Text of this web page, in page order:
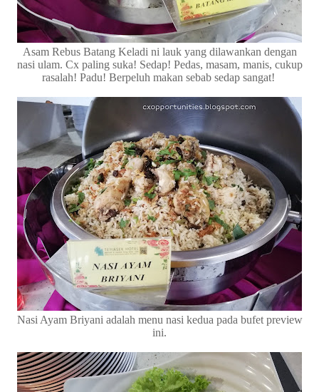
Asam Rebus Batang Keladi ni lauk yang dilawankan dengan
nasi ulam. Cx paling suka! Sedap! Pedas, masam, manis, cukup
rasalah! Padu! Berpeluh makan sebab sedap sangat!
Nasi Ayam Briyani adalah menu nasi kedua pada bufet preview
ini.